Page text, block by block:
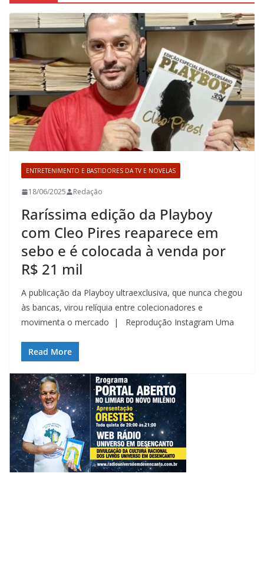
ENTRETENIMENTO E BASTIDORES DA TV E NOVELAS
18/06/2025 Redação
Raríssima edição da Playboy
com Cleo Pires reaparece em
sebo e é colocada à venda por
R$ 21 mil
A publicação da Playboy ultraexclusiva, que nunca chegou
às bancas, virou relíquia entre colecionadores e
movimenta o mercado | Reprodução Instagram Uma
Read More